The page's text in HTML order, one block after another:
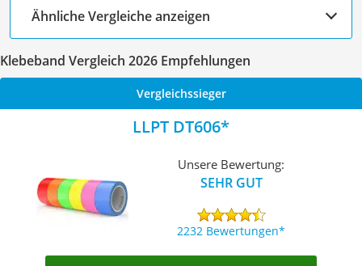
Ähnliche Vergleiche anzeigen
Klebeband Vergleich 2026 Empfehlungen
Vergleichssieger
LLPT DT606
Unsere Bewertung:
SEHR GUT
2232 Bewertungen